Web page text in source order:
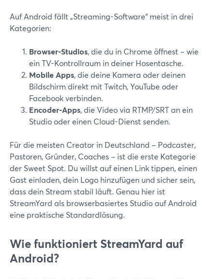
Auf Android fällt „Streaming-Software“ meist in drei
Kategorien:
Browser-Studios, die du in Chrome öffnest – wie
ein TV-Kontrollraum in deiner Hosentasche.
Mobile Apps, die deine Kamera oder deinen
Bildschirm direkt mit Twitch, YouTube oder
Facebook verbinden.
Encoder-Apps, die Video via RTMP/SRT an ein
Studio oder einen Cloud-Dienst senden.
Für die meisten Creator in Deutschland – Podcaster,
Pastoren, Gründer, Coaches – ist die erste Kategorie
der Sweet Spot. Du willst auf einen Link tippen, einen
Gast einladen, dein Logo hinzufügen und sicher sein,
dass dein Stream stabil läuft. Genau hier ist
StreamYard als browserbasiertes Studio auf Android
eine praktische Standardlösung.
Wie funktioniert StreamYard auf
Android?